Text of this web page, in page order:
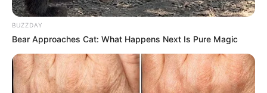
90 0 0
BUZZDAY
Bear Approaches Cat: What Happens Next Is Pure Magic